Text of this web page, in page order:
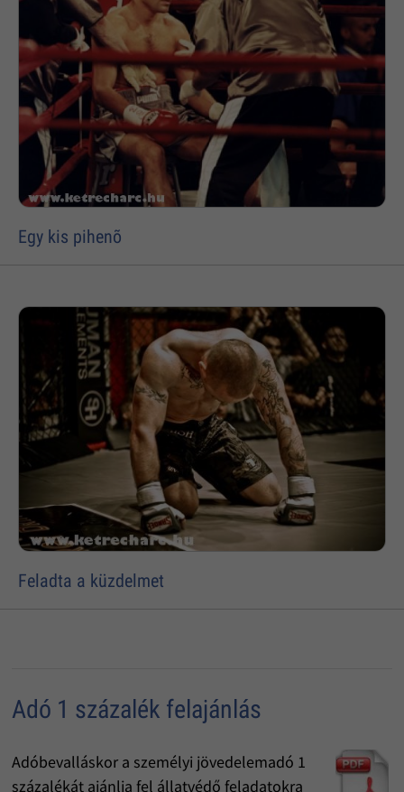
Egy kis pihenõ
Feladta a küzdelmet
Adó 1 százalék felajánlás
Adóbevalláskor a személyi jövedelemadó 1
százalékát ajánlja fel állatvédő feladatokra